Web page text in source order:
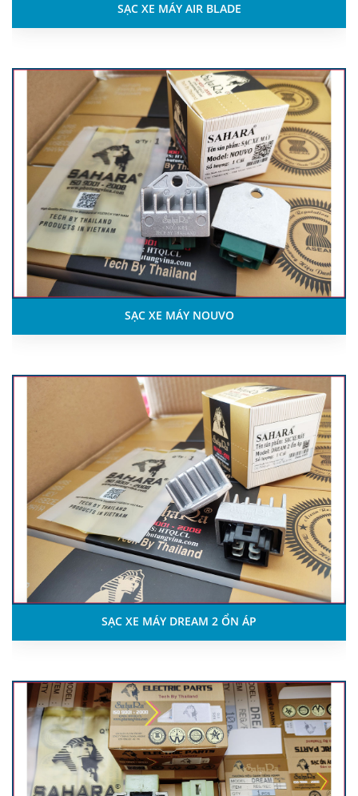
SẠC XE MÁY AIR BLADE
SẠC XE MÁY NOUVO
SẠC XE MÁY DREAM 2 ỔN ÁP